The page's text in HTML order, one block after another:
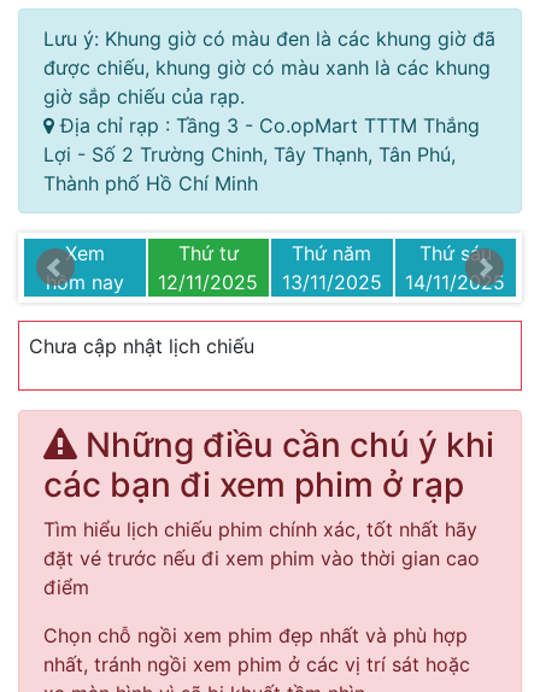
Lưu ý: Khung giờ có màu đen là các khung giờ đã
được chiếu, khung giờ có màu xanh là các khung
giờ sắp chiếu của rạp.
Địa chỉ rạp : Tầng 3 - Co.opMart TTTM Thắng
Lợi - Số 2 Trường Chinh, Tây Thạnh, Tân Phú,
Thành phố Hồ Chí Minh
Xem
hôm nay
Thứ tư
12/11/2025
Thứ năm
13/11/2025
Thứ sáu
14/11/2025
Chưa cập nhật lịch chiếu
Những điều cần chú ý khi
các bạn đi xem phim ở rạp
Tìm hiểu lịch chiếu phim chính xác, tốt nhất hãy
đặt vé trước nếu đi xem phim vào thời gian cao
điểm
Chọn chỗ ngồi xem phim đẹp nhất và phù hợp
nhất, tránh ngồi xem phim ở các vị trí sát hoặc